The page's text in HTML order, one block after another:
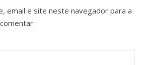
email e site neste navegador para a